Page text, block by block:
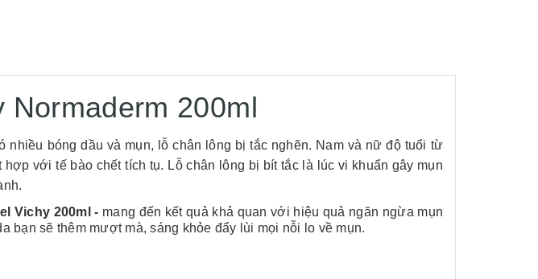
200ml
nhiều bóng dầu và mụn, lỗ chân lông bị tắc nghẽn. Nam và nữ độ tuổi từ
với tế bào chết tích tụ. Lỗ chân lông bị bít tắc là lúc vi khuẩn gây mụn
Vichy 200ml - mang đến kết quả khả quan với hiệu quả ngăn ngừa mụn
bạn sẽ thêm mượt mà, sáng khỏe đẩy lùi mọi nỗi lo về mụn.